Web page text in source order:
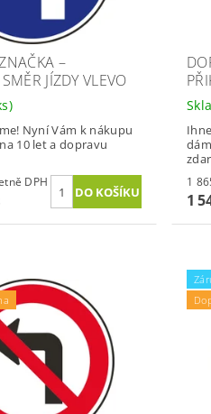
–
JÍZDY VLEVO
Nyní Vám k nákupu
10 let a dopravu
Kč včetně DPH
1